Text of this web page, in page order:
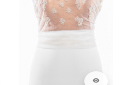
visibility